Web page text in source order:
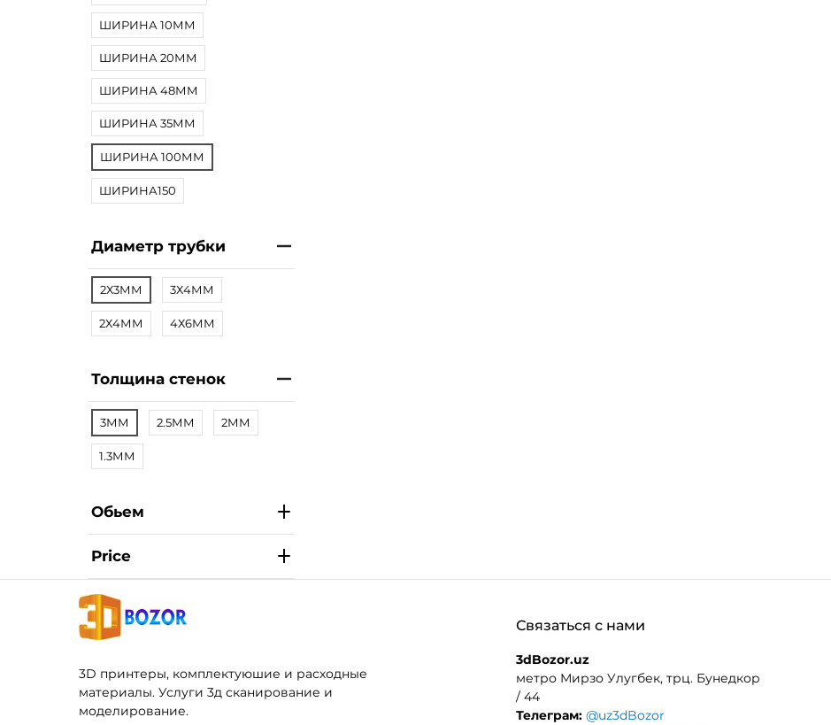
ШИРИНА 10ММ
ШИРИНА 20ММ
ШИРИНА 48ММ
ШИРИНА 35ММ
ШИРИНА 100ММ
ШИРИНА150
Диаметр трубки
2Х3ММ 3Х4ММ
2Х4ММ 4Х6ММ
Толщина стенок
3ММ 2.5ММ 2ММ
1.3ММ
Обьем
Price
3D принтеры, комплектуюшие и расходные
материалы. Услуги 3д сканирование и
моделирование.
Связаться с нами
3dBozor.uz
метро Мирзо Улугбек, трц. Бунедкор
/ 44
Телеграм: @uz3dBozor